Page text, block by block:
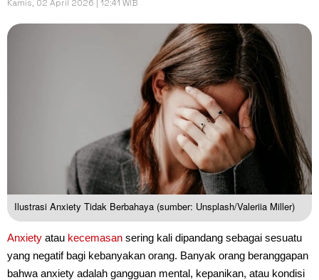
Kamis, 02 April 2026 | 12:41 WIB
Ilustrasi Anxiety Tidak Berbahaya (sumber: Unsplash/Valeriia Miller)
Anxiety atau kecemasan sering kali dipandang sebagai sesuatu
yang negatif bagi kebanyakan orang. Banyak orang beranggapan
bahwa anxiety adalah gangguan mental, kepanikan, atau kondisi